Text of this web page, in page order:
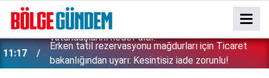
11:17
Erken tatil rezervasyonu mağdurları için Ticaret
bakanlığından uyarı: Kesintisiz iade zorunlu!